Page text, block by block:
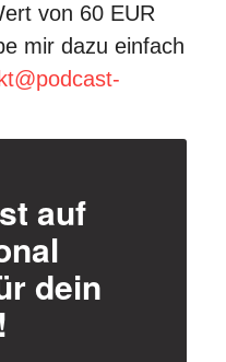
von 60 EUR
mir dazu einfach
auf
dein